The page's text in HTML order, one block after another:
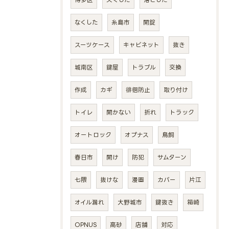
なくした 糸島市 開錠
スーツケース キャビネット 抜き
城南区 鍵屋 トラブル 交換
作成 カギ 徘徊防止 取り付け
トイレ 開かない 折れ トラック
オートロック オプナス 鳥飼
春日市 開け 防犯 サムターン
七隈 抜けな 漫画 カバー 片江
オイル漏れ 大野城市 鍵抜き 箱崎
OPNUS 高砂 店舗 対応